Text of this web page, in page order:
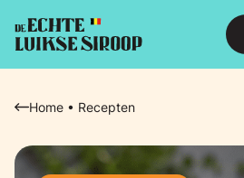
Home • Recepten